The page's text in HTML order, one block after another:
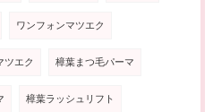
ワンフォンマツエク
ツエク 樟葉まつ毛パーマ
樟葉ラッシュリフト